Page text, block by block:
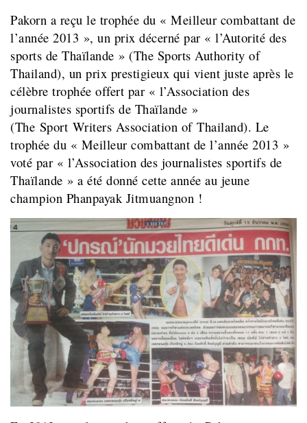
Pakorn a reçu le trophée du « Meilleur combattant de
l’année 2013 », un prix décerné par « l’Autorité des
sports de Thaïlande » (The Sports Authority of
Thailand), un prix prestigieux qui vient juste après le
célèbre trophée offert par « l’Association des
journalistes sportifs de Thaïlande »
(The Sport Writers Association of Thailand). Le
trophée du « Meilleur combattant de l’année 2013 »
voté par « l’Association des journalistes sportifs de
Thaïlande » a été donné cette année au jeune
champion Phanpayak Jitmuangnon !